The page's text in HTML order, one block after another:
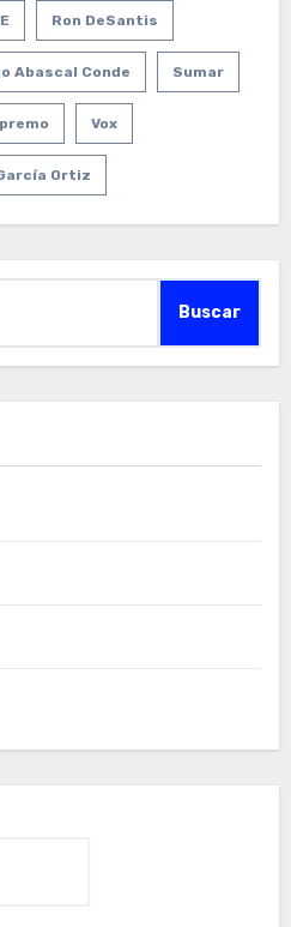
Ron DeSantis
Abascal Conde Sumar
Vox
Ortiz